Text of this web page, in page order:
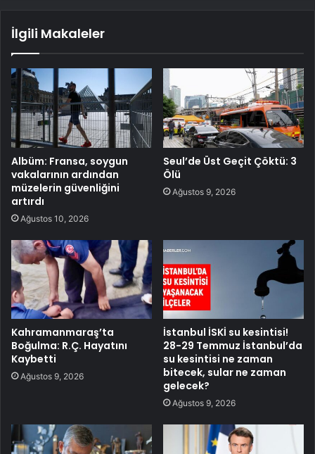
İlgili Makaleler
Albüm: Fransa, soygun
vakalarının ardından
müzelerin güvenliğini
artırdı
Ağustos 10, 2026
Seul’de Üst Geçit Çöktü: 3
Ölü
Ağustos 9, 2026
Kahramanmaraş’ta
Boğulma: R.Ç. Hayatını
Kaybetti
Ağustos 9, 2026
İstanbul İSKİ su kesintisi!
28-29 Temmuz İstanbul’da
su kesintisi ne zaman
bitecek, sular ne zaman
gelecek?
Ağustos 9, 2026